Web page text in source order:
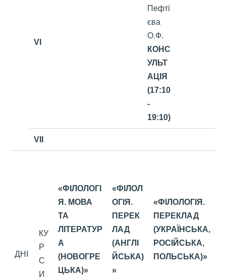
VI
Пефті
єва
О.Ф.
КОНС
УЛЬТ
АЦІЯ
(17:10
-
19:10)
VII
ДНІ
КУ
Р
С
И
«ФІЛОЛОГІ
Я. МОВА
ТА
ЛІТЕРАТУР
А
(НОВОГРЕ
ЦЬКА)»
«ФІЛОЛ
ОГІЯ.
ПЕРЕК
ЛАД
(АНГЛІ
ЙСЬКА)
»
«ФІЛОЛОГІЯ.
ПЕРЕКЛАД
(УКРАЇНСЬКА,
РОСІЙСЬКА,
ПОЛЬСЬКА)»